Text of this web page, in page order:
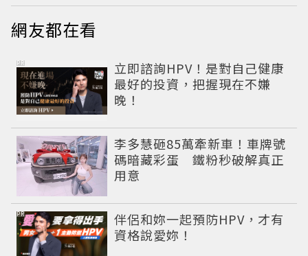
網友都在看
立即諮詢HPV！是對自己健康
最好的投資，把握現在不嫌
晚！
PR
李多慧砸85萬牽新車！車牌號
碼暗藏彩蛋 鐵粉秒破解真正
用意
伴侶和妳一起預防HPV，才有
資格說愛妳！
PR